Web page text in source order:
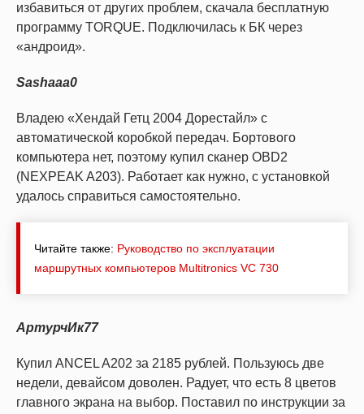
избавиться от других проблем, скачала бесплатную
программу TORQUE. Подключилась к БК через
«андроид».
Sashaaa0
Владею «Хендай Гетц 2004 Дорестайл» с
автоматической коробкой передач. Бортового
компьютера нет, поэтому купил сканер OBD2
(NEXPEAK A203). Работает как нужно, с установкой
удалось справиться самостоятельно.
Читайте также: Руководство по эксплуатации
маршрутных компьютеров Мultitronics VC 730
АртурчИк77
Купил ANCEL A202 за 2185 рублей. Пользуюсь две
недели, девайсом доволен. Радует, что есть 8 цветов
главного экрана на выбор. Поставил по инструкции за